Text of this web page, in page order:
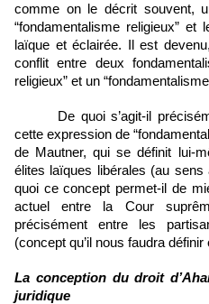
comme on le décrit souvent,
“fondamentalisme religieux” et
laïque et éclairée. Il est
conflit entre deux
religieux” et un
De quoi s’agit-il
cette expression de
de Mautner, qui se définit lui-
élites laïques libérales (au
quoi ce concept permet-il de
actuel entre la Cour
précisément entre les
(concept qu’il nous faudra
La conception du droit
juridique